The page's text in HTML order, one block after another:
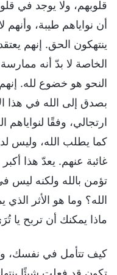
قلوبهم، ولا يوجد في
أن نواياهم طيبة، وأنهم
ينتهكون الحق. إنهم
الخاصة لا بدّ أنه
النحو هو خضوع لله.
بصدق إلى الله في هذا
ارتجالي، وفقًا لنواياهم
كما يطلب الله، وليس
غائبة عنهم. يعدّ هذا
تؤمن بالله ولكنه ليس
الله؟ وما هو الأثر الذي
ماذا يمكنك أن تربح يا
كيف تتأمل في نفسك،